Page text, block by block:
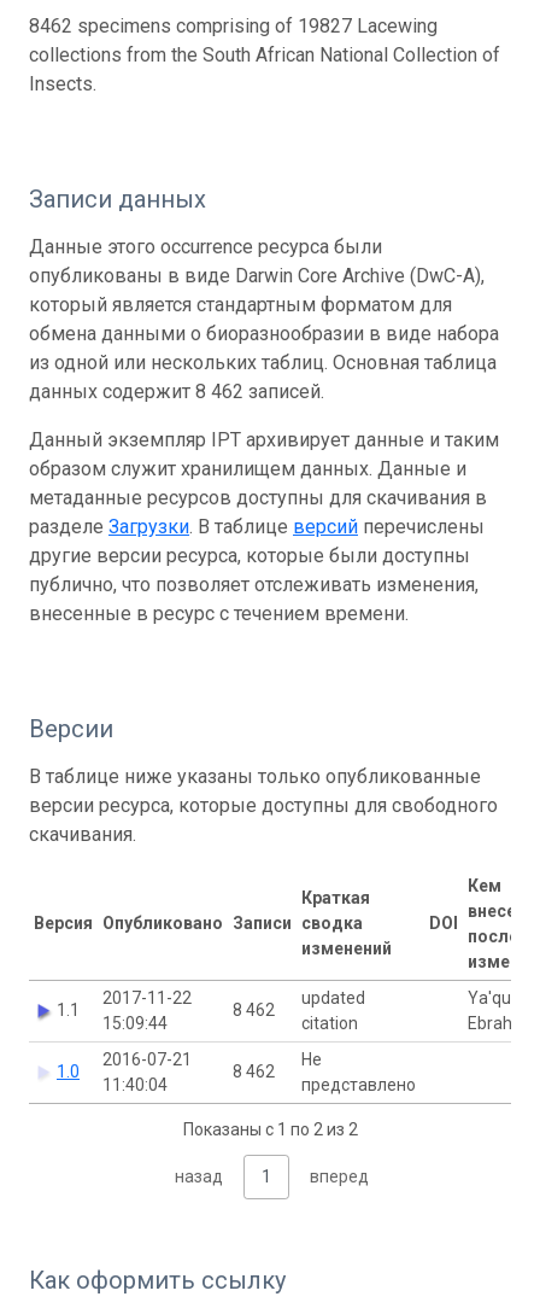
8462 specimens comprising of 19827 Lacewing
collections from the South African National Collection of
Insects.
Записи данных
Данные этого occurrence ресурса были
опубликованы в виде Darwin Core Archive (DwC-A),
который является стандартным форматом для
обмена данными о биоразнообразии в виде набора
из одной или нескольких таблиц. Основная таблица
данных содержит 8 462 записей.
Данный экземпляр IPT архивирует данные и таким
образом служит хранилищем данных. Данные и
метаданные ресурсов доступны для скачивания в
разделе Загрузки. В таблице версий перечислены
другие версии ресурса, которые были доступны
публично, что позволяет отслеживать изменения,
внесенные в ресурс с течением времени.
Версии
В таблице ниже указаны только опубликованные
версии ресурса, которые доступны для свободного
скачивания.
Версия Опубликовано Записи
Краткая
сводка
изменений
DOI
Кем
внесены
1.1
2017-11-22
15:09:44
8 462
updated
citation
Ya'qub
Ebrahim
1.0
2016-07-21
11:40:04
8 462
Не
представлено
Показаны с 1 по 2 из 2
назад 1 вперед
Как оформить ссылку